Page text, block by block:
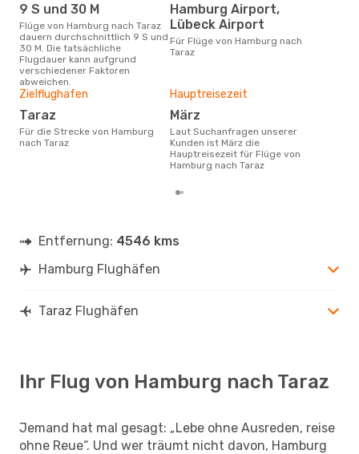
9 S und 30 M
Flüge von Hamburg nach Taraz
dauern durchschnittlich 9 S und
30 M. Die tatsächliche
Flugdauer kann aufgrund
verschiedener Faktoren
abweichen.
Hamburg Airport,
Lübeck Airport
Für Flüge von Hamburg nach
Taraz
Zielflughafen
Taraz
Für die Strecke von Hamburg
nach Taraz
Hauptreisezeit
März
Laut Suchanfragen unserer
Kunden ist März die
Hauptreisezeit für Flüge von
Hamburg nach Taraz
Entfernung: 4546 kms
Hamburg Flughäfen
Taraz Flughäfen
Ihr Flug von Hamburg nach Taraz
Jemand hat mal gesagt: „Lebe ohne Ausreden, reise
ohne Reue“. Und wer träumt nicht davon, Hamburg